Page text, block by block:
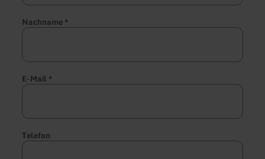
Nachname*
E-Mail *
Telefon